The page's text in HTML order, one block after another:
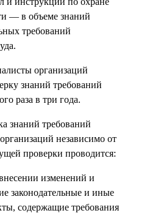
— в объеме знаний
требований
организаций
знаний требований
раза в три года.
знаний требований
независимо от
проверки проводится:
изменений и
законодательные и иные
содержащие требования